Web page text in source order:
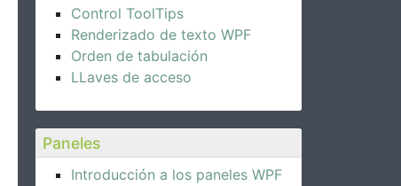
Control ToolTips
Renderizado de texto WPF
Orden de tabulación
LLaves de acceso
Paneles
Introducción a los paneles WPF